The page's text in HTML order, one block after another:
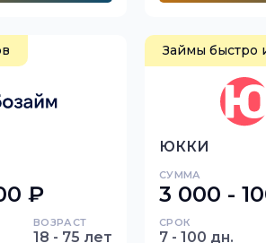
₽
ВОЗРАСТ
18 - 75 лет
Займы быстро
ЮККИ
СУММА
3 000 -
СРОК
7 - 100 дн.